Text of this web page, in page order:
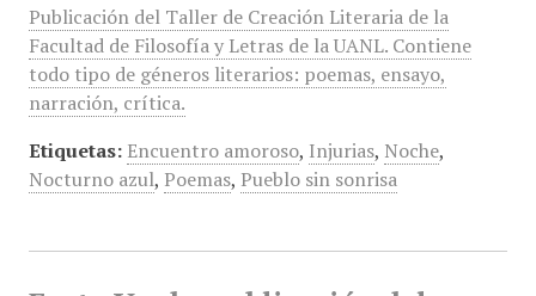
Publicación del Taller de Creación Literaria de la
Facultad de Filosofía y Letras de la UANL. Contiene
todo tipo de géneros literarios: poemas, ensayo,
narración, crítica.
Etiquetas: Encuentro amoroso, Injurias, Noche,
Nocturno azul, Poemas, Pueblo sin sonrisa